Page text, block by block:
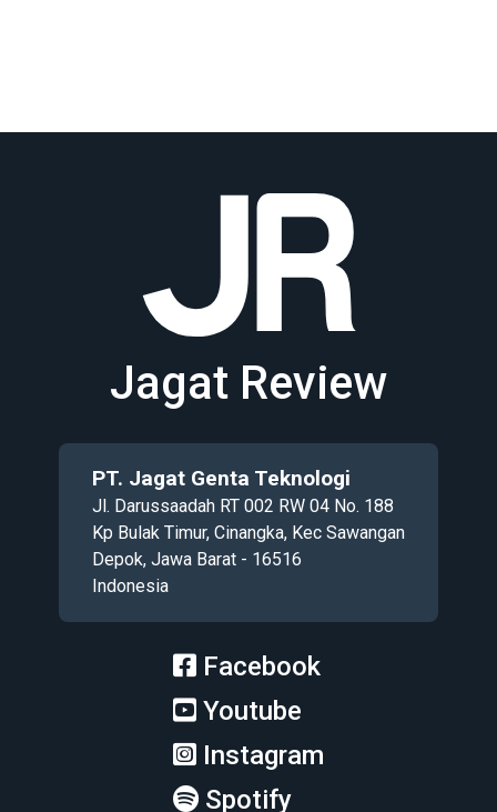
Jagat Review
PT. Jagat Genta Teknologi
Jl. Darussaadah RT 002 RW 04 No. 188
Kp Bulak Timur, Cinangka, Kec Sawangan
Depok, Jawa Barat - 16516
Indonesia
Facebook
Youtube
Instagram
Spotify